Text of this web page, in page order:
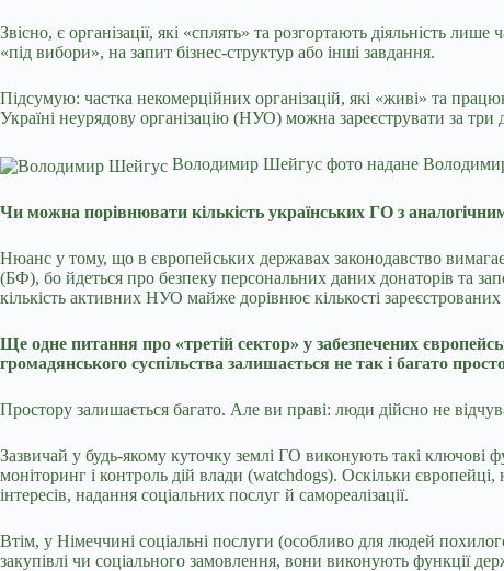
Звісно, є організації, які «сплять» та розгортають діяльність
«під вибори», на запит бізнес-структур або інші завдання.
Підсумую: частка некомерційних організацій, які «живі» та
Україні неурядову організацію (НУО) можна зареєструвати за три
Володимир Шейгус фото надане
Чи можна порівнювати кількість українських ГО з
Нюанс у тому, що в європейських державах законодавство
(БФ), бо йдеться про безпеку персональних даних донаторів та
кількість активних НУО майже дорівнює кількості зареєстрованих
Ще одне питання про «третій сектор» у забезпечених
громадянського суспільства залишається не так і багато
Простору залишається багато. Але ви праві: люди дійсно не
Зазвичай у будь-якому куточку землі ГО виконують такі ключові
моніторинг і контроль дій влади (watchdogs). Оскільки
інтересів, надання соціальних послуг й самореалізації.
Втім, у Німеччині соціальні послуги (особливо для людей
закупівлі чи соціального замовлення, вони виконують функції